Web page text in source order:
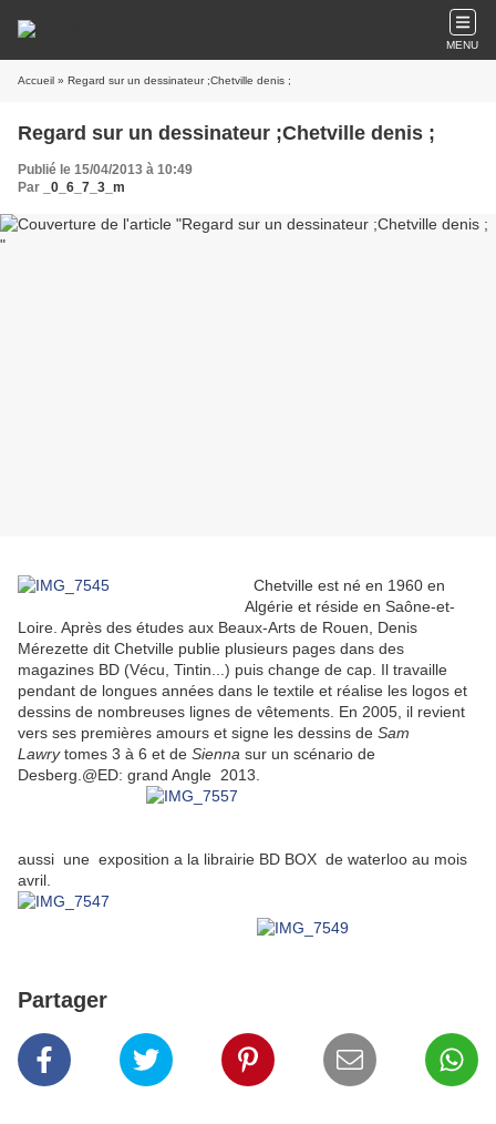
MENU
Accueil » Regard sur un dessinateur ;Chetville denis ;
Regard sur un dessinateur ;Chetville denis ;
Publié le 15/04/2013 à 10:49
Par
_0_6_7_3_m
Chetville est né en 1960 en
Algérie et réside en Saône-et-
Loire. Après des études aux Beaux-Arts de Rouen, Denis
Mérezette dit Chetville publie plusieurs pages dans des
magazines BD (Vécu, Tintin...) puis change de cap. Il travaille
pendant de longues années dans le textile et réalise les logos et
dessins de nombreuses lignes de vêtements. En 2005, il revient
vers ses premières amours et signe les dessins de Sam
Lawrytomes 3 à 6 et de Sienna sur un scénario de
Desberg.@ED: grand Angle 2013.
aussi une exposition a la librairie BD BOX de waterloo au mois
avril.
Partager